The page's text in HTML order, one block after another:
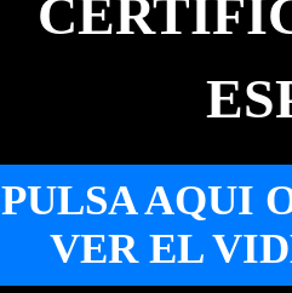
PULSA AQUI
VER EL